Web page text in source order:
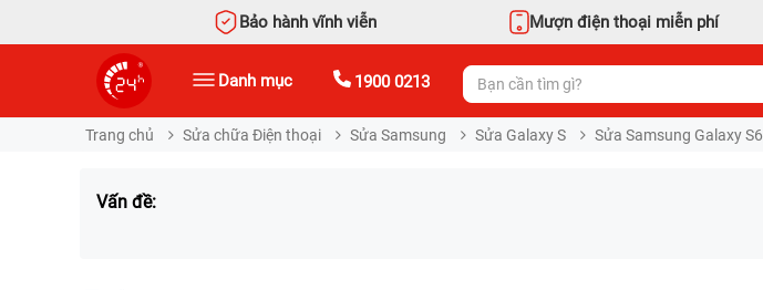
Bảo hành vĩnh viễn Mượn điện thoại miễn phí
Danh mục 1900 0213
Trang chủ Sửa chữa Điện thoại Sửa Samsung Sửa Galaxy S Sửa Samsung Galaxy S6
Vấn đề: